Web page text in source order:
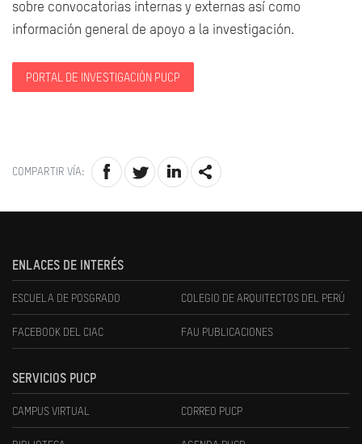
sobre convocatorias internas y externas así como
información general de apoyo a la investigación.
PORTAL DE INVESTIGACIÓN PUCP
COMPARTIR VÍA:
ENLACES DE INTERÉS
ESCUELA DE POSGRADO COLEGIO DE ARQUITECTOS DEL PERÚ
FACEBOOK DEL CIAC FAU PUBLICACIONES
SERVICIOS PUCP
CAMPUS VIRTUAL CORREO PUCP